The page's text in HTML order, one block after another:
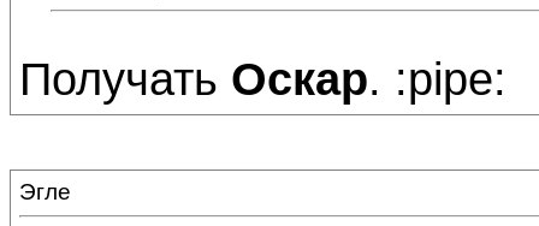
Получать Оскар. :pipe:
Эгле